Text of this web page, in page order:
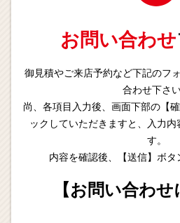
お問い合わせ
御見積やご来店予約など下記のフ
合わせ下さい
尚、各項目入力後、画面下部の【
ックしていただきますと、入力
す。
内容を確認後、【送信】ボタ
【お問い合わせ